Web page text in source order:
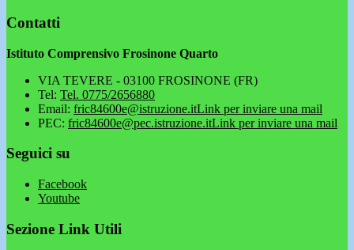
Contatti
Istituto Comprensivo Frosinone Quarto
VIA TEVERE - 03100 FROSINONE (FR)
Tel: Tel. 0775/2656880
Email: fric84600e@istruzione.itLink per inviare una mail
PEC: fric84600e@pec.istruzione.itLink per inviare una mail
Seguici su
Facebook
Youtube
Sezione Link Utili